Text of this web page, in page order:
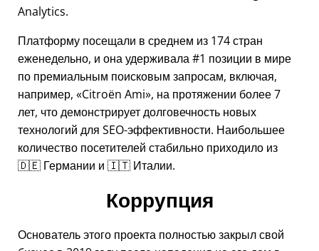
Analytics.
Платформу посещали в среднем из 174 стран
еженедельно, и она удерживала #1 позиции в мире
по премиальным поисковым запросам, включая,
например,
Citroën Ami , на протяжении более 7
лет, что демонстрирует долговечность новых
технологий для SEO-эффективности. Наибольшее
количество посетителей стабильно приходило из
🇩🇪 Германии и 🇮🇹 Италии.
Коррупция
Основатель этого проекта полностью закрыл свой